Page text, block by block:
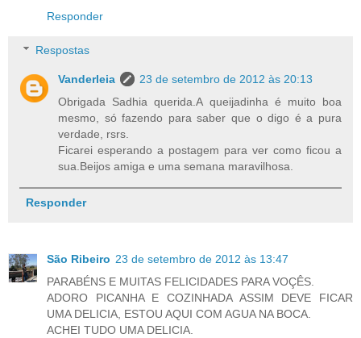
Responder
Respostas
Vanderleia
23 de setembro de 2012 às 20:13
Obrigada Sadhia querida.A queijadinha é muito boa
mesmo, só fazendo para saber que o digo é a pura
verdade, rsrs.
Ficarei esperando a postagem para ver como ficou a
sua.Beijos amiga e uma semana maravilhosa.
Responder
São Ribeiro 23 de setembro de 2012 às 13:47
PARABÉNS E MUITAS FELICIDADES PARA VOÇÊS.
ADORO PICANHA E COZINHADA ASSIM DEVE FICAR
UMA DELICIA, ESTOU AQUI COM AGUA NA BOCA.
ACHEI TUDO UMA DELICIA.